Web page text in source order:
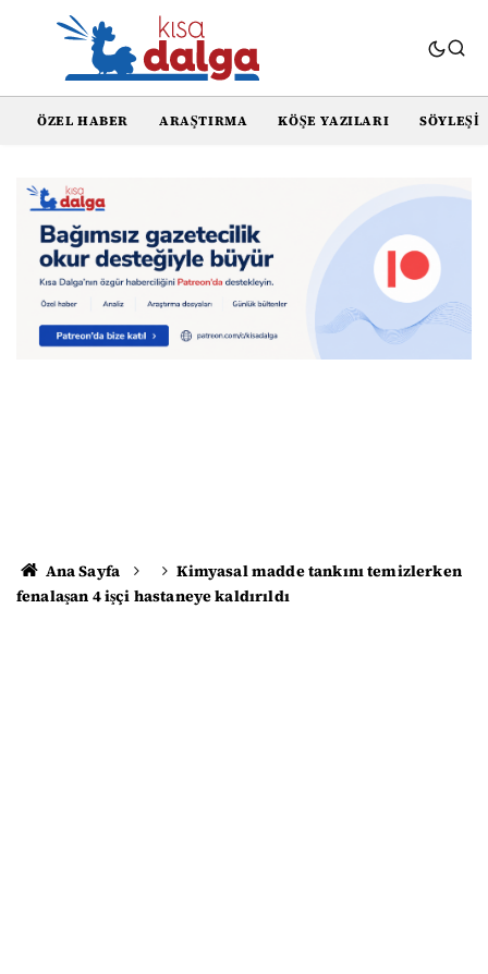
ÖZEL HABER ARAŞTIRMA KÖŞE YAZILARI SÖYLEŞI
Ana Sayfa
Kimyasal madde tankını temizlerken
fenalaşan 4 işçi hastaneye kaldırıldı